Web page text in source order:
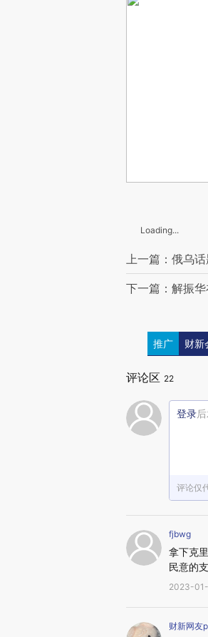
Loading...
上一篇：俄乌
下一篇：解振
推广 财新
评论区 22
登录
评论仅
fjbwg
拿下克
民意的
2023-01-
财新网友